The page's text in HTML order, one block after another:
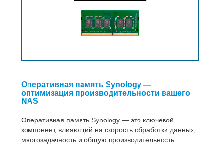
Оперативная память Synology —
оптимизация производительности вашего
NAS
Оперативная память Synology — это ключевой
компонент, влияющий на скорость обработки данных,
многозадачность и общую производительность